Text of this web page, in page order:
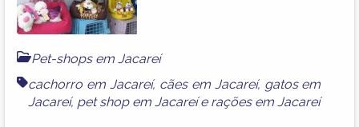
Pet-shops em Jacareí
cachorro em Jacareí, cães em Jacareí, gatos em
Jacareí, pet shop em Jacareíe rações em Jacareí